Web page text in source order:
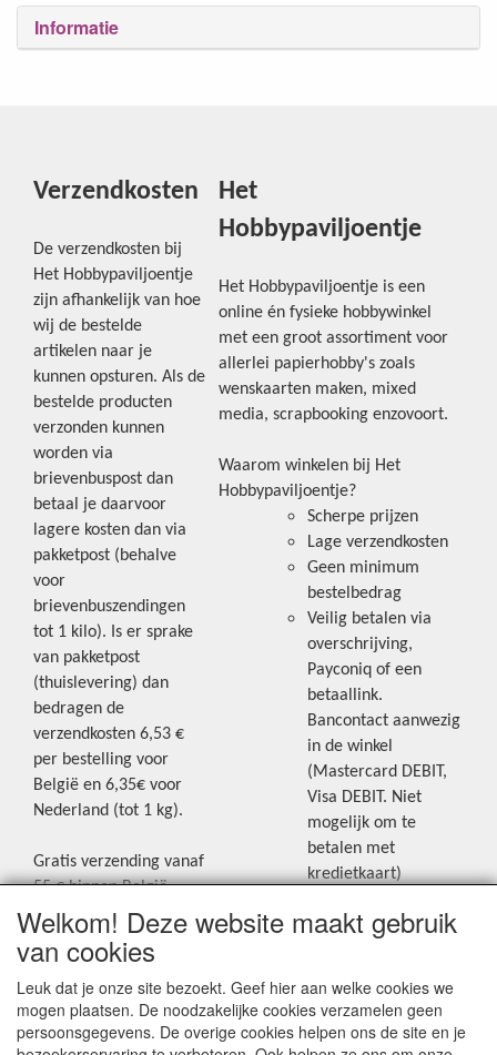
Informatie
Verzendkosten
De verzendkosten bij
Het Hobbypaviljoentje
zijn afhankelijk van hoe
wij de bestelde
artikelen naar je
kunnen opsturen. Als de
bestelde producten
verzonden kunnen
worden via
brievenbuspost dan
betaal je daarvoor
lagere kosten dan via
pakketpost (behalve
voor
brievenbuszendingen
tot 1 kilo). Is er sprake
van pakketpost
(thuislevering) dan
bedragen de
verzendkosten 6,53 €
per bestelling voor
België en 6,35€ voor
Nederland (tot 1 kg).
Gratis verzending vanaf
55 € binnen België.
Gratis verzending vanaf
65 € naar Nederland.
Levering andere
landen: geen gratis
verzending, portkosten
worden aangerekend.
Het
Hobbypaviljoentje
Het Hobbypaviljoentje is een
online én fysieke hobbywinkel
met een groot assortiment voor
allerlei papierhobby's zoals
wenskaarten maken, mixed
media, scrapbooking enzovoort.
Waarom winkelen bij Het
Hobbypaviljoentje?
Scherpe prijzen
Lage verzendkosten
Geen minimum
bestelbedrag
Veilig betalen via
overschrijving,
Payconiq of een
betaallink.
Bancontact aanwezig
in de winkel
(Mastercard DEBIT,
Visa DEBIT. Niet
mogelijk om te
betalen met
kredietkaart)
Blijf op de hoogte van de laatste
onze Facebookpagina.
Welkom! Deze website maakt gebruik
van cookies
Leuk dat je onze site bezoekt. Geef hier aan welke cookies we
mogen plaatsen. De noodzakelijke cookies verzamelen geen
persoonsgegevens. De overige cookies helpen ons de site en je